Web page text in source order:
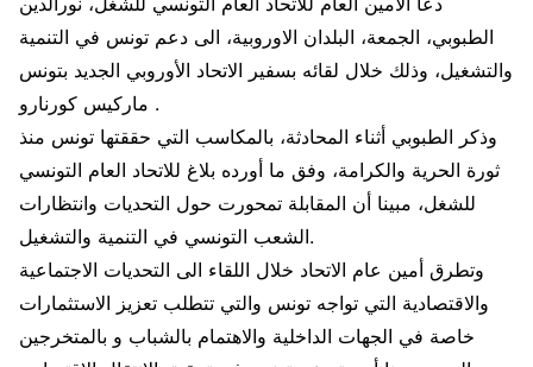
الطبوبي، الجمعة، البلدان الاوروبية، الى دعم تونس في التنمية
والتشغيل، وذلك خلال لقائه بسفير الاتحاد الأوروبي الجديد بتونس
ماركيس كورنارو .
وذكر الطبوبي أثناء المحادثة، بالمكاسب التي حققتها تونس منذ
ثورة الحرية والكرامة، وفق ما أورده بلاغ للاتحاد العام التونسي
للشغل، مبينا أن المقابلة تمحورت حول التحديات وانتظارات
الشعب التونسي في التنمية والتشغيل.
وتطرق أمين عام الاتحاد خلال اللقاء الى التحديات الاجتماعية
والاقتصادية التي تواجه تونس والتي تتطلب تعزيز الاستثمارات
خاصة في الجهات الداخلية والاهتمام بالشباب و بالمتخرجين